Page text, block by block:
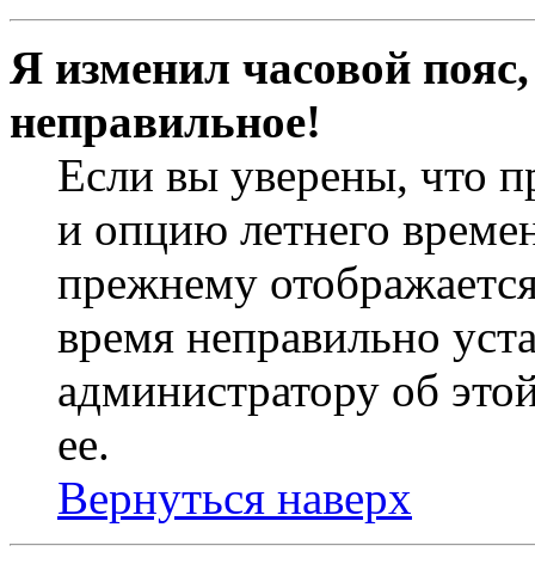
Я изменил часовой
неправильное!
Если вы уверены, что
и опцию летнего
прежнему
время неправильно
администратору об
ее.
Вернуться наверх